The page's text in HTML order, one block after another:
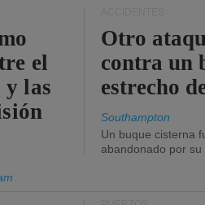
el
y las
Otro
contra un
estrecho
Southampton
Un buque cisterna
abandonado por su